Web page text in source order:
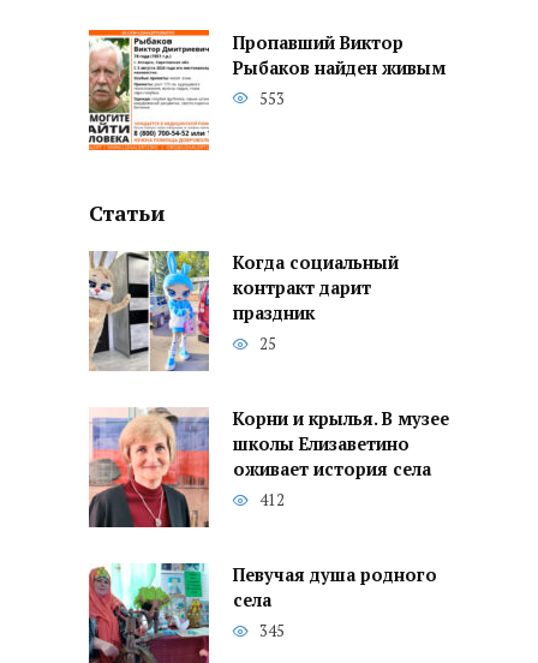
Пропавший Виктор
Рыбаков найден живым
553
Статьи
Когда социальный
контракт дарит
праздник
25
Корни и крылья. В музее
школы Елизаветино
оживает история села
412
Певучая душа родного
села
345